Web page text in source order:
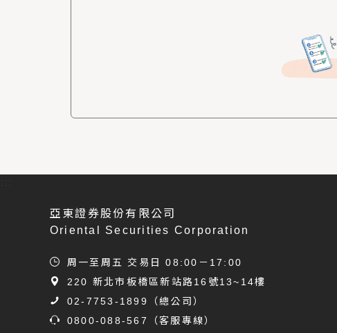
亞東證券股份有限公司
Oriental Securities Corporation
周一至周五 交易日 08:00－17:00
220 新北市板橋區新站路16號13~14樓
02-7753-1899
（總公司）
0800-088-567
（客服專線）